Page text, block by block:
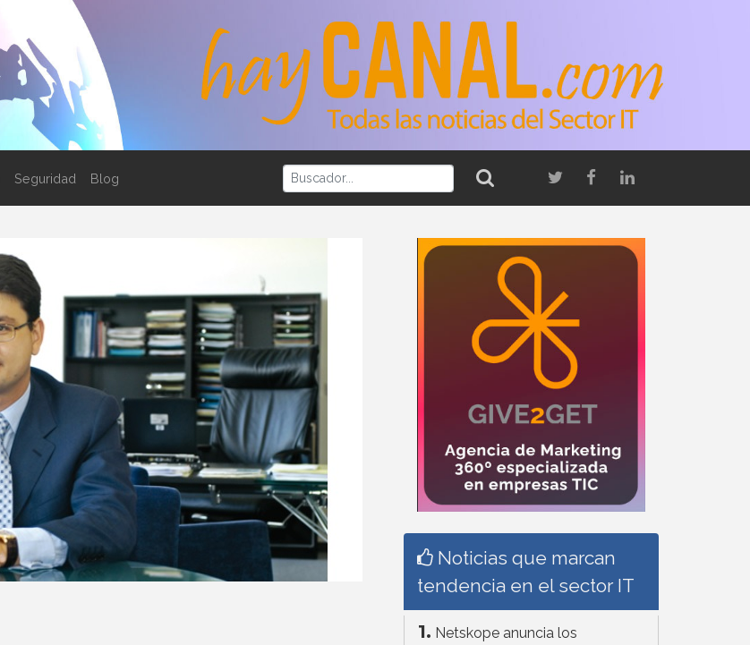
Seguridad Blog
Noticias que marcan
tendencia en el sector IT
1. Netskope anuncia los